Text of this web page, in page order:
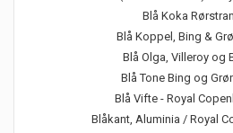
Blå Koka
Blå Koppel, Bing &
Blå Olga, Villeroy og
Blå Tone Bing og
Blå Vifte - Royal
Blåkant, Aluminia / Royal